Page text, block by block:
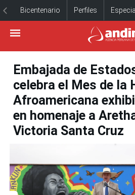
Bicentenario Perfiles
Embajada de
celebra el Mes de la
Afroamericana
en homenaje a
Victoria Santa Cruz